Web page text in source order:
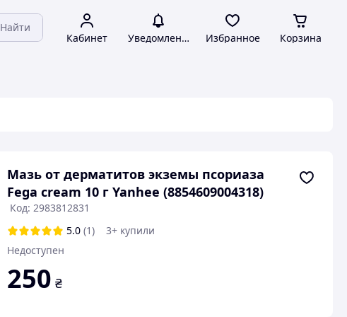
Найти
Кабинет Уведомления Избранное Корзина
Мазь от дерматитов экземы псориаза
Fega cream 10 г Yanhee (8854609004318)
Код: 2983812831
5.0 (1)
3+ купили
Недоступен
250 ₴